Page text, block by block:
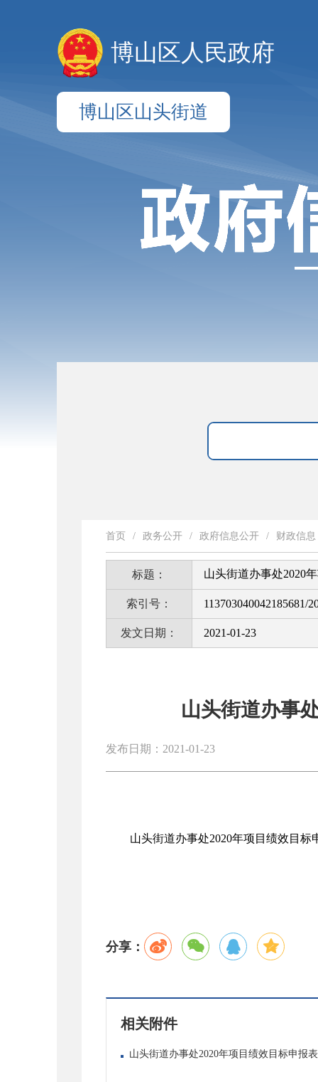
博山区人民政府
博山区山头街道
首页 / 政务公开 / 政府信息公开 / 财政信息
标题： 山头街道办事处2020
索引号： 113703040042185681/
发文日期： 2021-01-23
山头街道办事
发布日期：2021-01-23
山头街道办事处2020年项目绩效目标
分享：
相关附件
山头街道办事处2020年项目绩效目标申报